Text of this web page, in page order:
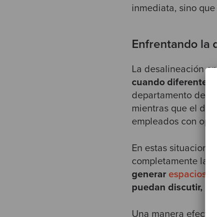
inmediata, sino
Enfrentando la
La desalineación
cuando diferentes
departamento de
mientras que el
empleados con
En estas situaciones,
completamente las
generar espacios
puedan discutir,
Una manera